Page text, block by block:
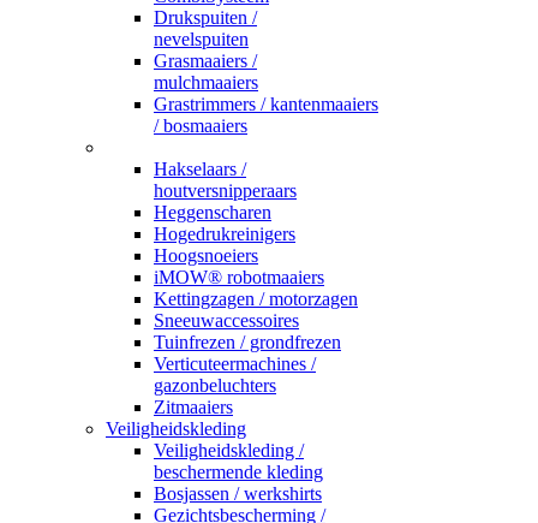
Drukspuiten /
nevelspuiten
Grasmaaiers /
mulchmaaiers
Grastrimmers / kantenmaaiers
/ bosmaaiers
Hakselaars /
houtversnipperaars
Heggenscharen
Hogedrukreinigers
Hoogsnoeiers
iMOW® robotmaaiers
Kettingzagen / motorzagen
Sneeuwaccessoires
Tuinfrezen / grondfrezen
Verticuteermachines /
gazonbeluchters
Zitmaaiers
Veiligheidskleding
Veiligheidskleding /
beschermende kleding
Bosjassen / werkshirts
Gezichtsbescherming /